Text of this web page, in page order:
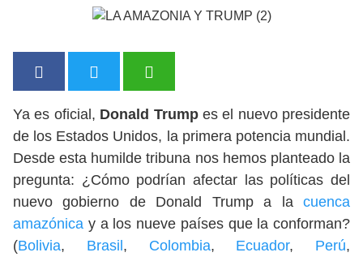
Ya es oficial, Donald Trumpes el nuevo presidente
de los Estados Unidos, la primera potencia mundial.
Desde esta humilde tribuna nos hemos planteado la
pregunta: ¿Cómo podrían afectar las políticas del
nuevo gobierno de Donald Trump a la cuenca
amazónica y a los nueve países que la conforman?
(Bolivia, Brasil, Colombia, Ecuador, Perú,